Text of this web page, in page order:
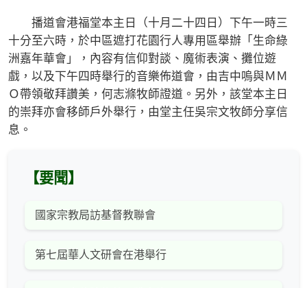
播道會港福堂本主日（十月二十四日）下午一時三
十分至六時，於中區遮打花園行人專用區舉辦「生命綠
洲嘉年華會」，內容有信仰對談、魔術表演、攤位遊
戲，以及下午四時舉行的音樂佈道會，由吉中嗚與ＭＭ
Ｏ帶領敬拜讚美，何志滌牧師證道。另外，該堂本主日
的崇拜亦會移師戶外舉行，由堂主任吳宗文牧師分享信
息。
【要聞】
國家宗教局訪基督教聯會
第七屆華人文研會在港舉行